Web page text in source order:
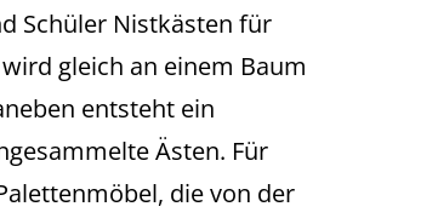
Schüler Nistkästen für
gleich an einem Baum
entsteht ein
Ästen. Für
die von der